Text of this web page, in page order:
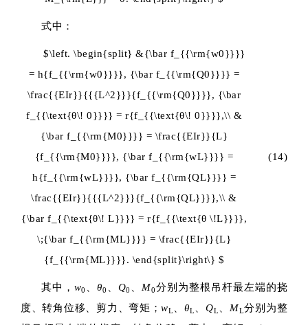
式中：
$\left. \begin{split} &{\bar f_{{\rm{w0}}}}
= h{f_{{\rm{w0}}}}, {\bar f_{{\rm{Q0}}}} =
\frac{{EIr}}{{{L^2}}}{f_{{\rm{Q0}}}}, {\bar
f_{{\text{θ\! 0}}}} = r{f_{{\text{θ\! 0}}}},\\ &
{\bar f_{{\rm{M0}}}} = \frac{{EIr}}{L}
{f_{{\rm{M0}}}}, {\bar f_{{\rm{wL}}}} =
h{f_{{\rm{wL}}}}, {\bar f_{{\rm{QL}}}} =
\frac{{EIr}}{{{L^2}}}{f_{{\rm{QL}}}},\\ &
{\bar f_{{\text{θ\! L}}}} = r{f_{{\text{θ \!L}}}},
\;{\bar f_{{\rm{ML}}}} = \frac{{EIr}}{L}
{f_{{\rm{ML}}}}. \end{split}\right\} $
(14)
其中， w0 、θ0 Q0 M0分别为整根吊杆最左端的挠
度、转角位移、剪力、弯矩；wL 、θL 、QL ML分别为整